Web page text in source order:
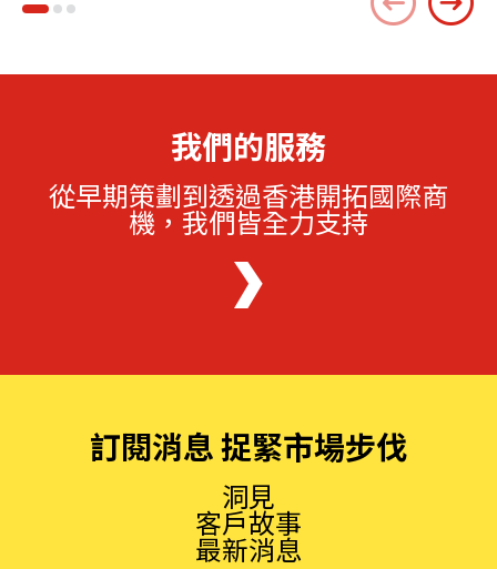
我們的服務
從早期策劃到透過香港開拓國際商
機，我們皆全力支持
訂閱消息 捉緊市場步伐
洞見
客戶故事
最新消息